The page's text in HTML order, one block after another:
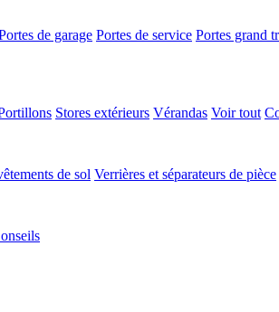
de garage Portes de service Portes grand
Stores extérieurs Vérandas Voir tout
de sol Verrières et séparateurs de pièce